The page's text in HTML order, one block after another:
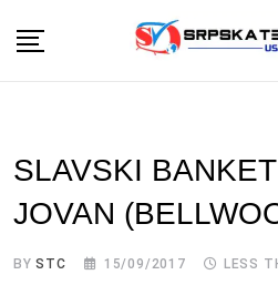
SLAVSKI
JOVAN
BYSTC 15/09/2017 LESS